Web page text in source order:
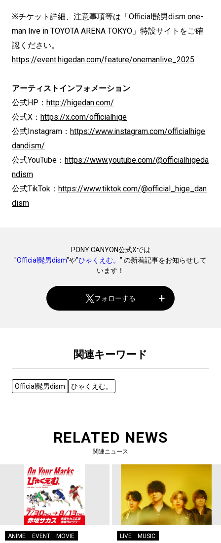
※チケット詳細、注意事項等は「Official髭男dism one-
man live in TOYOTA ARENA TOKYO」特設サイトをご確
認ください。
https://event.higedan.com/feature/onemanlive_2025
アーティストインフォメーション
公式HP： http://higedan.com/
公式X： https://x.com/officialhige
公式Instagram： https://www.instagram.com/officialhige
dandism/
公式YouTube： https://www.youtube.com/@officialhigeda
ndism
公式TikTok： https://www.tiktok.com/@official_hige_dan
dism
PONY CANYON公式Xでは
"Official髭男dism"や"ひゃくえむ。 " の新着記事をお知らせして
います！
フォローする
関連キーワード
Official髭男dism ひゃくえむ。
RELATED NEWS
関連ニュース
ANIME EVENT MOVIE LIVE MUSIC